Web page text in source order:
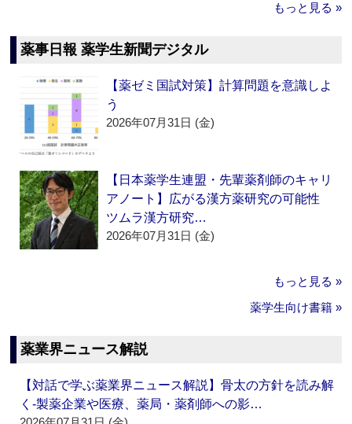
もっと見る »
薬事日報 薬学生新聞デジタル
【薬ゼミ国試対策】計算問題を意識しよ
う
2026年07月31日 (金)
【日本薬学生連盟・先輩薬剤師のキャリ
アノート】広がる漢方薬研究の可能性
ツムラ漢方研究…
2026年07月31日 (金)
もっと見る »
薬学生向け書籍 »
薬業界ニュース解説
【対話で学ぶ薬業界ニュース解説】骨太の方針を読み解
く‐製薬企業や医療、薬局・薬剤師への影…